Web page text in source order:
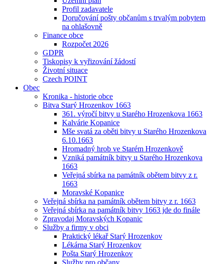
Profil zadavatele
Doručování pošty občanům s trvalým pobytem
na ohlašovně
Finance obce
Rozpočet 2026
GDPR
Tiskopisy k vyřizování žádostí
Životní situace
Czech POINT
Obec
Kronika - historie obce
Bitva Starý Hrozenkov 1663
361. výročí bitvy u Starého Hrozenkova 1663
Kalvárie Kopanice
Mše svatá za oběti bitvy u Starého Hrozenkova
6.10.1663
Hromadný hrob ve Starém Hrozenkově
Vzniká památník bitvy u Starého Hrozenkova
1663
Veřejná sbírka na památník obětem bitvy z r.
1663
Moravské Kopanice
Veřejná sbírka na památník obětem bitvy z r. 1663
Veřejná sbírka na památník bitvy 1663 jde do finále
Zpravodaj Moravských Kopanic
Služby a firmy v obci
Praktický lékař Starý Hrozenkov
Lékárna Starý Hrozenkov
Pošta Starý Hrozenkov
Služby pro občany